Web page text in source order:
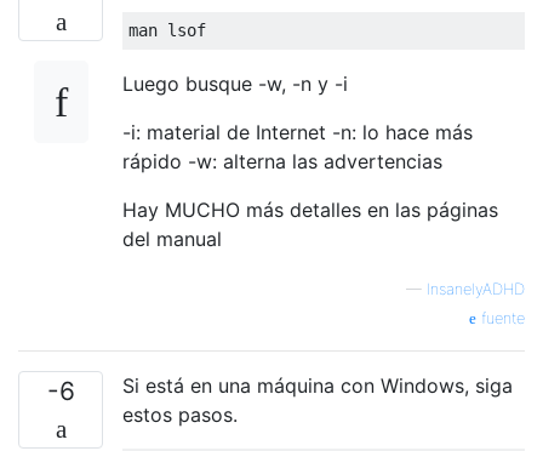
man lsof
Luego busque -w, -n y -i
-i: material de Internet -n: lo hace más
rápido -w: alterna las advertencias
Hay MUCHO más detalles en las páginas
del manual
— InsanelyADHD
fuente
-6
Si está en una máquina con Windows, siga
estos pasos.